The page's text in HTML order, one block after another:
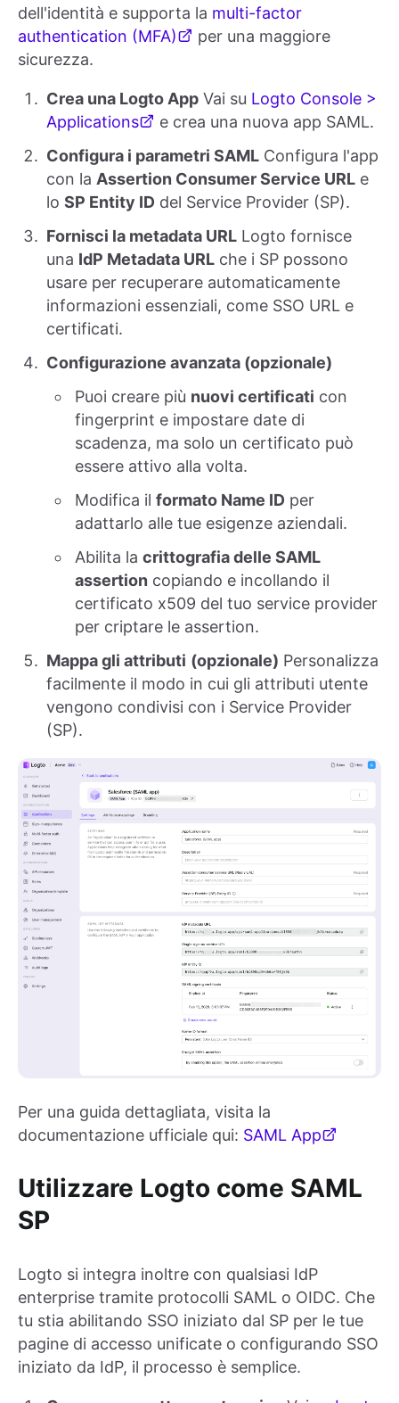
dell'identità e supporta la multi-factor
authentication (MFA)
per una maggiore
sicurezza.
Crea una Logto App Vai su Logto Console >
Applications
e crea una nuova app SAML.
Configura i parametri SAML Configura l'app
con la Assertion Consumer Service URL e
lo SP Entity ID del Service Provider (SP).
Fornisci la metadata URL Logto fornisce
una IdP Metadata URL che i SP possono
usare per recuperare automaticamente
informazioni essenziali, come SSO URL e
certificati.
Configurazione avanzata (opzionale)
Puoi creare più nuovi certificati con
fingerprint e impostare date di
scadenza, ma solo un certificato può
essere attivo alla volta.
Modifica il formato Name ID per
adattarlo alle tue esigenze aziendali.
Abilita la crittografia delle SAML
assertion copiando e incollando il
certificato x509 del tuo service provider
per criptare le assertion.
Mappa gli attributi (opzionale) Personalizza
facilmente il modo in cui gli attributi utente
vengono condivisi con i Service Provider
(SP).
Per una guida dettagliata, visita la
documentazione ufficiale qui: SAML App
Utilizzare Logto come SAML
SP
Logto si integra inoltre con qualsiasi IdP
enterprise tramite protocolli SAML o OIDC. Che
tu stia abilitando SSO iniziato dal SP per le tue
pagine di accesso unificate o configurando SSO
iniziato da IdP, il processo è semplice.